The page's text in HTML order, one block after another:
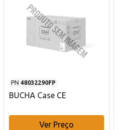
PN 48032290FP
BUCHA Case CE
Ver Preço